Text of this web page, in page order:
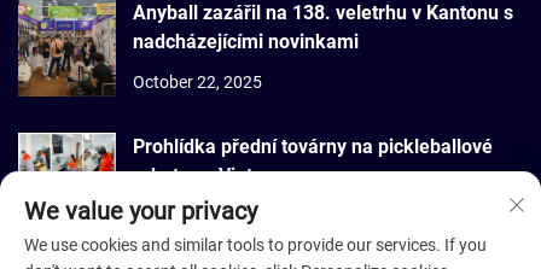
Anyball zazářil na 138. veletrhu v Kantonu s
nadcházejícími novinkami
October 22, 2025
Prohlídka přední továrny na pickleballové
rakety ve Vietnamu
September 22, 2025
We value your privacy
We use cookies and similar tools to provide our services. If you